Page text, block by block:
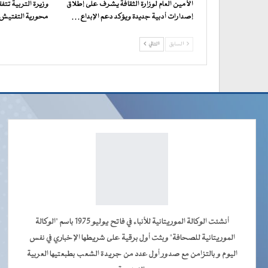
الأمين العام لوزارة الثقافة يشرف على إطلاق
إصدارات أدبية جديدة ويؤكد دعم الإبداع…
وزيرة التربية
محورية التفتيش
السابق التالي
أنشئت الوكالة الموريتانية للأنباء في فاتح يوليو 1975 باسم "الوكالة
الموريتانية للصحافة" وبثت أول برقية على شريطها الإخباري في نفس
اليوم و بالتزامن مع صدور أول عدد من جريدة الشعب بطبعتيها العربية